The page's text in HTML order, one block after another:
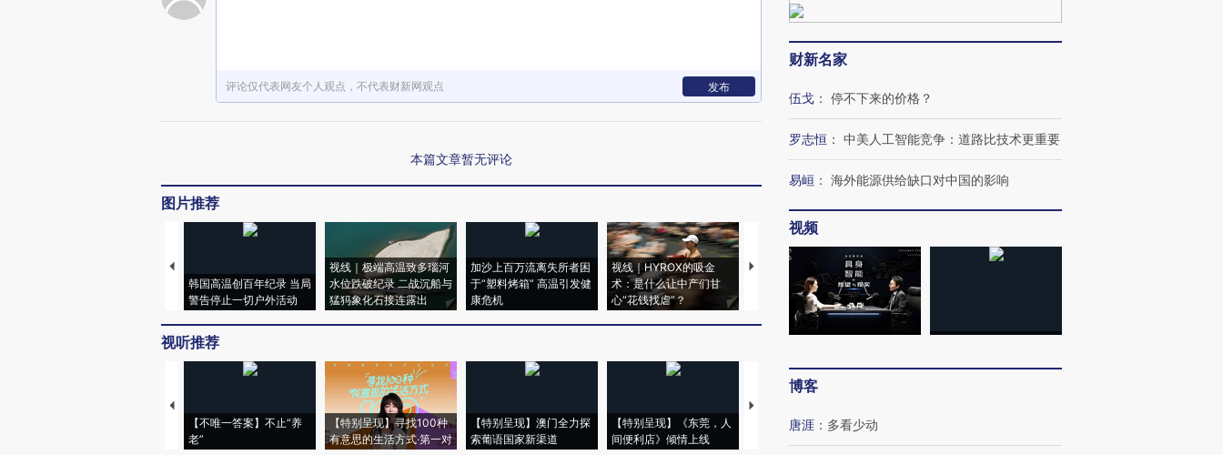
评论仅代表网友个人观点，不代表财新网观点 发布
本篇文章暂无评论
图片推荐
韩国高温创百年纪录 当局
警告停止一切户外活动
视线｜极端高温致多瑙河
水位跌破纪录 二战沉船与
猛犸象化石接连露出
加沙上百万流离失所者困
于“塑料烤箱” 高温引发健
康危机
视线｜HYROX的吸金
术：是什么让中产们甘
心“花钱找虐”？
马航飞行员跨国走私7万
粒摇头丸 尿检体内含3种
度Z世代 用街头抗争将教
育部长拱下台
视听推荐
【不唯一答案】不止“养
老”
【特别呈现】寻找100种
有意思的生活方式·第一对
【特别呈现】澳门全力探
索葡语国家新渠道
【特别呈现】《东莞，人
间便利店》倾情上线
【推广】走进第四届链博
会，让数智科技“链”接产
财新名家
伍戈 ： 停不下来的价格？
罗志恒 ： 中美人工智能竞争：道路比技术更重要
易峘 ： 海外能源供给缺口对中国的影响
视频
博客
唐涯 ： 多看少动